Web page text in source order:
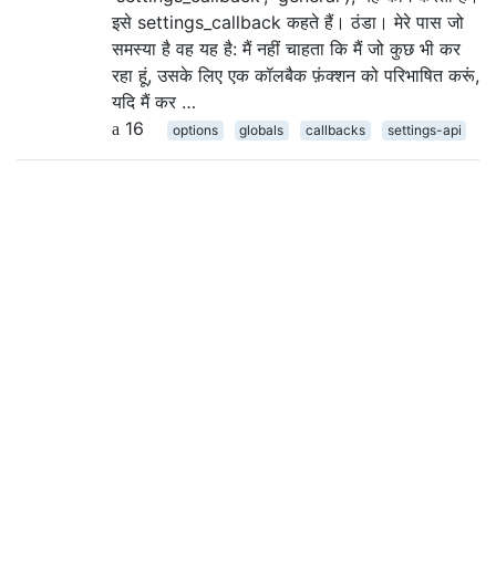
इसे settings_callback कहते हैं। ठंडा। मेरे पास जो
समस्या है वह यह है: मैं नहीं चाहता कि मैं जो कुछ भी कर
रहा हूं, उसके लिए एक कॉलबैक फ़ंक्शन को परिभाषित करूं,
यदि मैं कर …
16
options globals callbacks settings-api